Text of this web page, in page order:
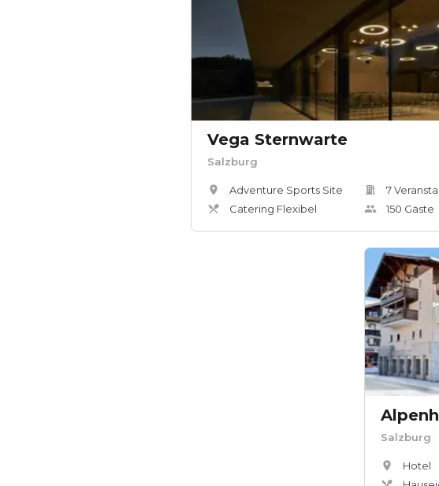
Vega Sternwarte
Salzburg
Adventure Sports Site
Catering Flexibel
7
150 Gäste
Salzburg
Hotel